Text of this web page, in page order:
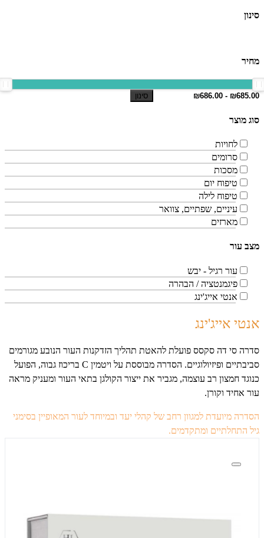
סינון
מחיר
סינון
סוג מוצר
לחויות
סרומים
מסכות
טיפוח יום
טיפוח לילה
עיניים, שפתיים, צוואר
מארזים
מצב עור
עור רגיל - יבש
פיגמנטציה / הבהרה
אנטי אייג'ינג
אנטי אייג'ינג
סדרה סי דה סקסס פועלת להאטת תהליך הזדקנות העור הנובע מגורמים
סביבתיים ופיזיולוגיים. הסדרה מבוססת על ויטמין C בריכוז גבוה, הפועל
כנוגד חמצון רב עוצמה, מגביר את ייצור הקולגן בתאי העור ומעניק מראה
עור אחיד וקורן.
הסדרה מיועדת למגוון רחב של קהלי יעד ובמיוחד לעור המאופיין בסימני
גיל התחלתיים ומתקדמים.